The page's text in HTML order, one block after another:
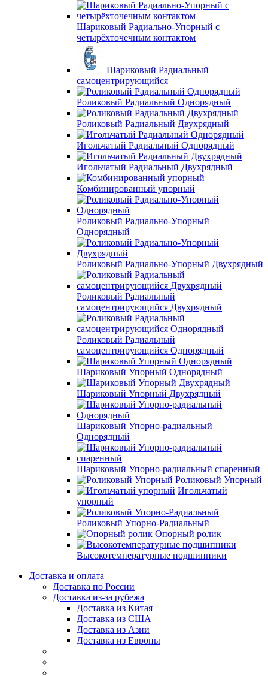
Шариковый Радиально-Упорный с
четырёхточечным контактом
Шариковый Радиальный
самоцентрирующийся
Роликовый Радиальный Однорядный
Роликовый Радиальный Двухрядный
Игольчатый Радиальный Однорядный
Игольчатый Радиальный Двухрядный
Комбинированный упорный
Роликовый Радиально-Упорный
Однорядный
Роликовый Радиально-Упорный Двухрядный
Роликовый Радиальный
самоцентрирующийся Двухрядный
Роликовый Радиальный
самоцентрирующийся Однорядный
Шариковый Упорный Однорядный
Шариковый Упорный Двухрядный
Шариковый Упорно-радиальный
Однорядный
Шариковый Упорно-радиальный спаренный
Роликовый Упорный
Игольчатый
упорный
Роликовый Упорно-Радиальный
Опорный ролик
Высокотемпературные подшипники
Доставка и оплата
Доставка по России
Доставка из-за рубежа
Доставка из Китая
Доставка из США
Доставка из Азии
Доставка из Европы